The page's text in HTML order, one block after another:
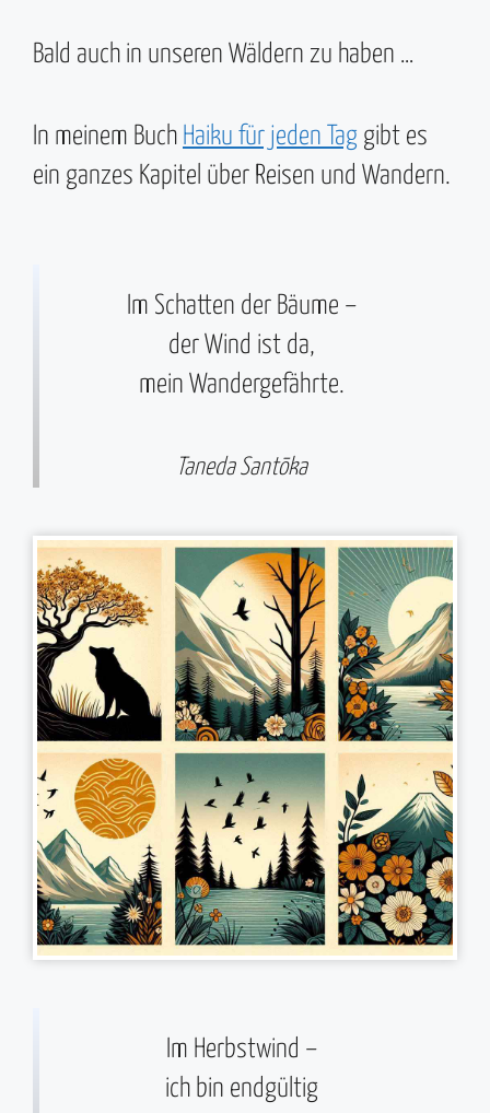
Bald auch in unseren Wäldern zu haben …
In meinem Buch Haiku für jeden Tag gibt es
ein ganzes Kapitel über Reisen und Wandern.
Im Schatten der Bäume –
der Wind ist da,
mein Wandergefährte.
Taneda Santōka
Im Herbstwind –
ich bin endgültig